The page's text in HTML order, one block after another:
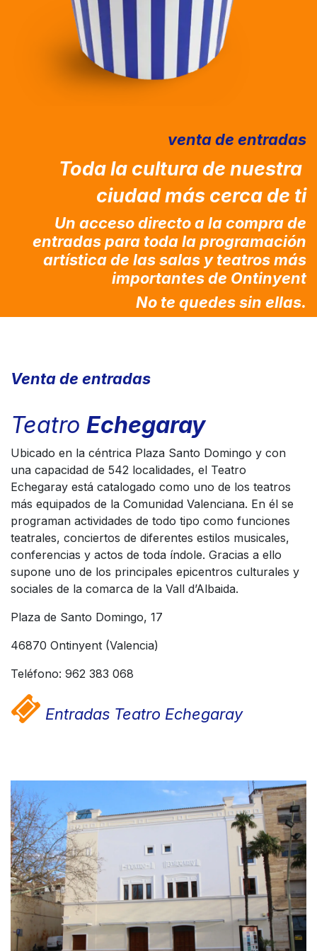
venta de entradas
Toda la cultura de nuestra
ciudad más cerca de ti
Un acceso directo a la compra de
entradas para toda la programación
artística de las salas y teatros más
importantes de Ontinyent
No te quedes sin ellas.
Venta de entradas
Teatro Echegaray
Ubicado en la céntrica Plaza Santo Domingo y con
una capacidad de 542 localidades, el Teatro
Echegaray está catalogado como uno de los teatros
más equipados de la Comunidad Valenciana. En él se
programan actividades de todo tipo como funciones
teatrales, conciertos de diferentes estilos musicales,
conferencias y actos de toda índole. Gracias a ello
supone uno de los principales epicentros culturales y
sociales de la comarca de la Vall d’Albaida.
Plaza de Santo Domingo, 17
46870 Ontinyent (Valencia)
Teléfono: 962 383 068
Entradas Teatro Echegaray